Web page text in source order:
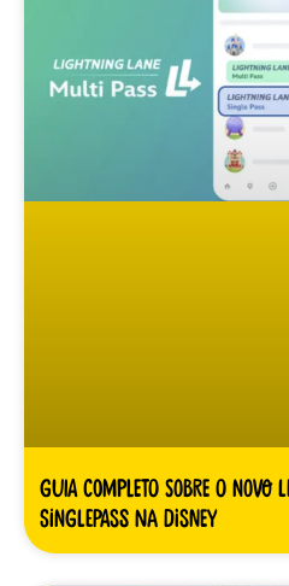
Guia Completo sobre o novo
Singlepass na Disney